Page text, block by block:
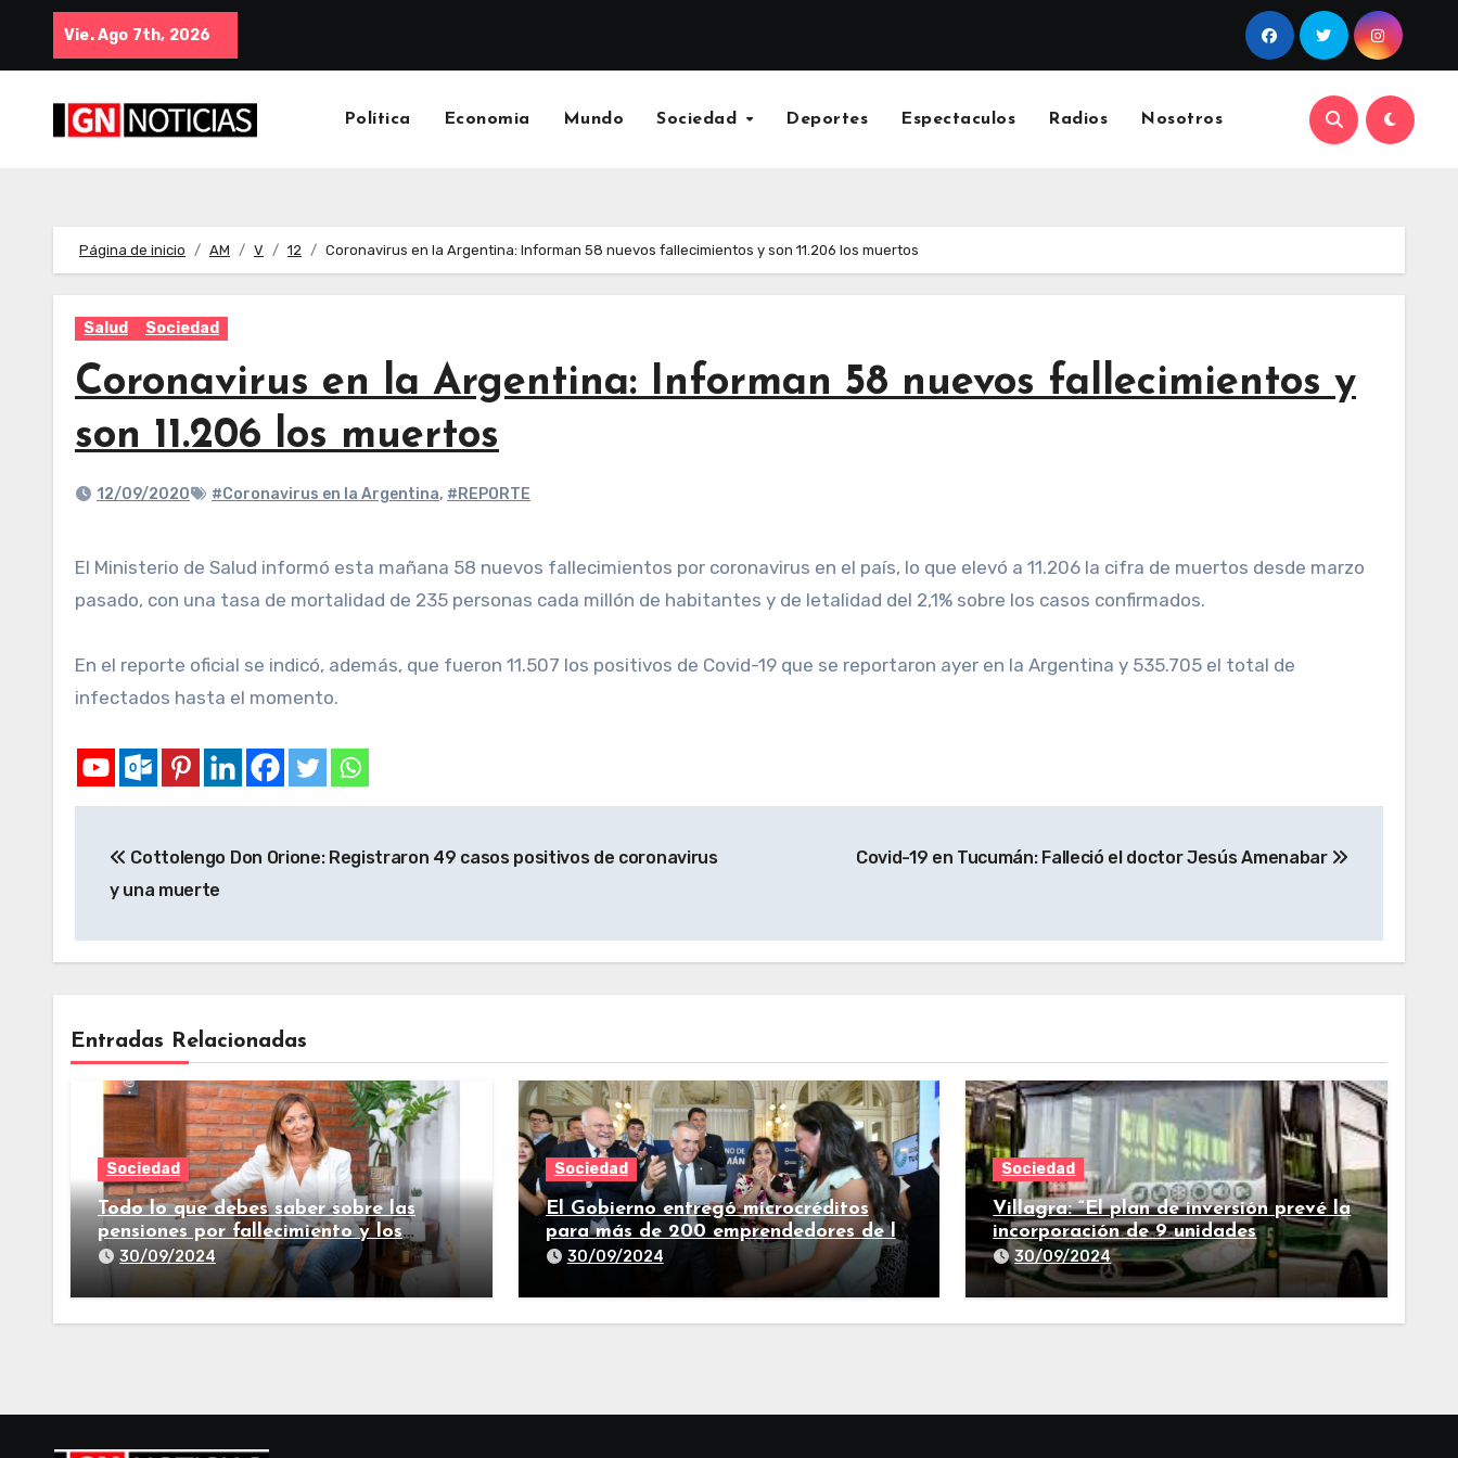
Vie. Ago 7th, 2026
Política Economia Mundo Sociedad Deportes Espectaculos Radios Nosotros
Página de inicio AM V 12 Coronavirus en la Argentina: Informan 58 nuevos fallecimientos y son 11.206 los muertos
Salud Sociedad
Coronavirus en la Argentina: Informan 58 nuevos fallecimientos y
son 11.206 los muertos
12/09/2020 #Coronavirus en la Argentina, #REPORTE
El Ministerio de Salud informó esta mañana 58 nuevos fallecimientos por coronavirus en el país, lo que elevó a 11.206 la cifra de muertos desde marzo
pasado, con una tasa de mortalidad de 235 personas cada millón de habitantes y de letalidad del 2,1% sobre los casos confirmados.
En el reporte oficial se indicó, además, que fueron 11.507 los positivos de Covid-19 que se reportaron ayer en la Argentina y 535.705 el total de
infectados hasta el momento.
Cottolengo Don Orione: Registraron 49 casos positivos de coronavirus
y una muerte
Covid-19 en Tucumán: Falleció el doctor Jesús Amenabar
Entradas Relacionadas
Sociedad
Todo lo que debes saber sobre las
pensiones por fallecimiento y los
seguros de vida
30/09/2024
Sociedad
El Gobierno entregó microcréditos
para más de 200 emprendedores de la
provincia
30/09/2024
Sociedad
Villagra: “El plan de inversión prevé la
incorporación de 9 unidades
adicionales para 2025″
30/09/2024